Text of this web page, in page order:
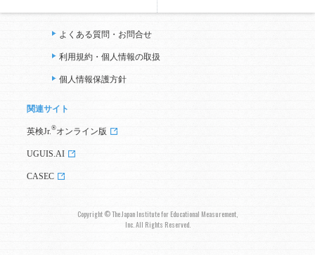
よくある質問・お問合せ
利用規約・個人情報の取扱
個人情報保護方針
関連サイト
英検Jr. ®オンライン版
UGUIS.AI
CASEC
Copyright © The Japan Institute for Educational Measurement,
Inc. All Rights Reserved.